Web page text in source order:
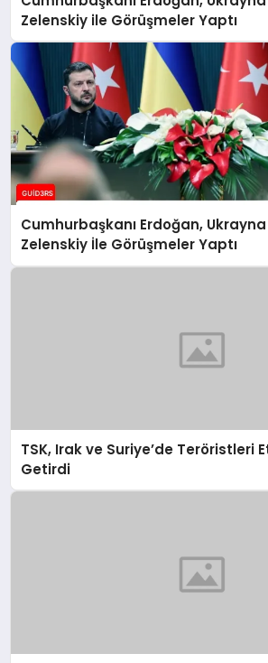
Zelenskiy ile Görüşmeler Yaptı
Cumhurbaşkanı Erdoğan,
Zelenskiy İle Görüşmeler Yaptı
TSK, Irak ve Suriye’de Teröristleri
Getirdi